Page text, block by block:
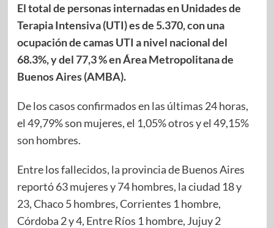
El total de personas internadas en Unidades de
Terapia Intensiva (UTI) es de 5.370, con una
ocupación de camas UTI a nivel nacional del
68.3%, y del 77,3 % en Área Metropolitana de
Buenos Aires (AMBA).
De los casos confirmados en las últimas 24 horas,
el 49,79% son mujeres, el 1,05% otros y el 49,15%
son hombres.
Entre los fallecidos, la provincia de Buenos Aires
reportó 63 mujeres y 74 hombres, la ciudad 18 y
23, Chaco 5 hombres, Corrientes 1 hombre,
Córdoba 2 y 4, Entre Ríos 1 hombre, Jujuy 2